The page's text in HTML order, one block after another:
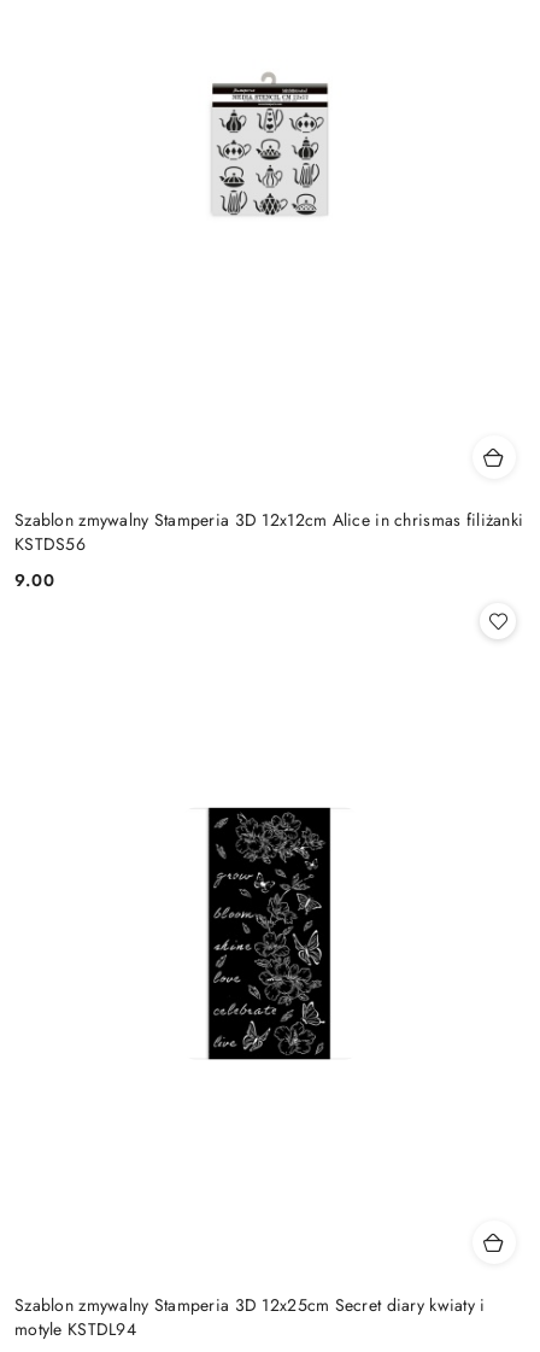
Szablon zmywalny Stamperia 3D 12x12cm Alice in chrismas filiżanki
KSTDS56
Cena:
9.00
Szablon zmywalny Stamperia 3D 12x25cm Secret diary kwiaty i
motyle KSTDL94